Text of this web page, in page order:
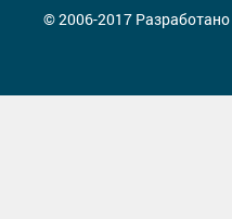
© 2006-2017 Разработано